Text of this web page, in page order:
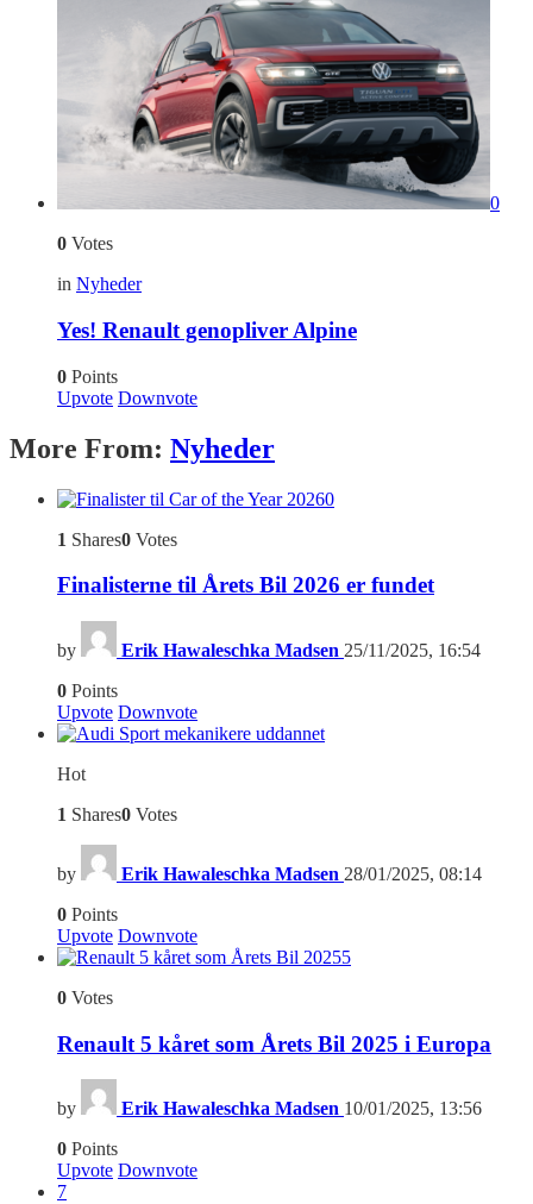
0
0 Votes
in Nyheder
Yes! Renault genopliver Alpine
0 Points
Upvote Downvote
More From: Nyheder
0
1 Shares0 Votes
Finalisterne til Årets Bil 2026 er fundet
by Erik Hawaleschka Madsen 25/11/2025, 16:54
0 Points
Upvote Downvote
Hot
1 Shares0 Votes
by Erik Hawaleschka Madsen 28/01/2025, 08:14
0 Points
Upvote Downvote
5
0 Votes
Renault 5 kåret som Årets Bil 2025 i Europa
by Erik Hawaleschka Madsen 10/01/2025, 13:56
0 Points
Upvote Downvote
7